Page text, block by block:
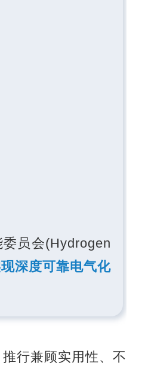
委员会(Hydrogen
深度可靠电气化
行兼顾实用性、不